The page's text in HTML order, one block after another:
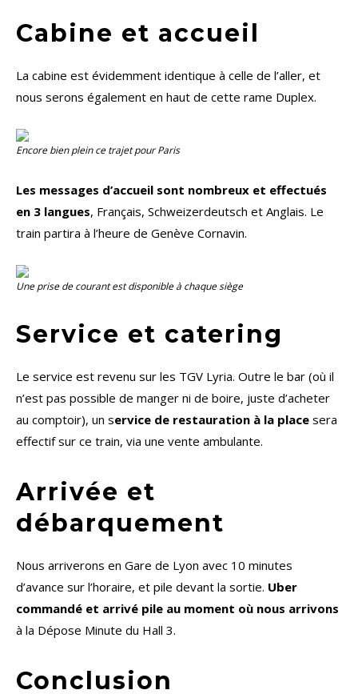
Cabine et accueil
La cabine est évidemment identique à celle de l’aller, et
nous serons également en haut de cette rame Duplex.
Encore bien plein ce trajet pour Paris
Les messages d’accueil sont nombreux et effectués
en 3 langues, Français, Schweizerdeutsch et Anglais. Le
train partira à l’heure de Genève Cornavin.
Une prise de courant est disponible à chaque siège
Service et catering
Le service est revenu sur les TGV Lyria. Outre le bar (où il
n’est pas possible de manger ni de boire, juste d’acheter
au comptoir), un service de restauration à la place sera
effectif sur ce train, via une vente ambulante.
Arrivée et
débarquement
Nous arriverons en Gare de Lyon avec 10 minutes
d’avance sur l’horaire, et pile devant la sortie. Uber
commandé et arrivé pile au moment où nous arrivons
à la Dépose Minute du Hall 3.
Conclusion